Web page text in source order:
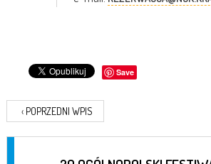
Save
‹ POPRZEDNI WPIS